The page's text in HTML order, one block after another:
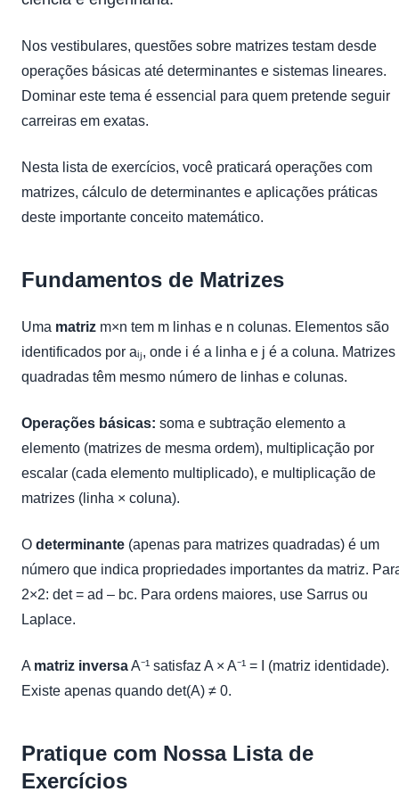
Nos vestibulares, questões sobre matrizes testam desde
operações básicas até determinantes e sistemas lineares.
Dominar este tema é essencial para quem pretende seguir
carreiras em exatas.
Nesta lista de exercícios, você praticará operações com
matrizes, cálculo de determinantes e aplicações práticas
deste importante conceito matemático.
Fundamentos de Matrizes
Uma matriz m×n tem m linhas e n colunas. Elementos são
identificados por aᵢⱼ, onde i é a linha e j é a coluna. Matrizes
quadradas têm mesmo número de linhas e colunas.
Operações básicas: soma e subtração elemento a
elemento (matrizes de mesma ordem), multiplicação por
escalar (cada elemento multiplicado), e multiplicação de
matrizes (linha × coluna).
O determinante (apenas para matrizes quadradas) é um
número que indica propriedades importantes da matriz.
2×2: det = ad – bc. Para ordens maiores, use Sarrus ou
Laplace.
A matriz inversaA⁻¹ satisfaz A × A⁻¹ = I (matriz identidade).
Existe apenas quando det(A) ≠ 0.
Pratique com Nossa Lista de
Exercícios